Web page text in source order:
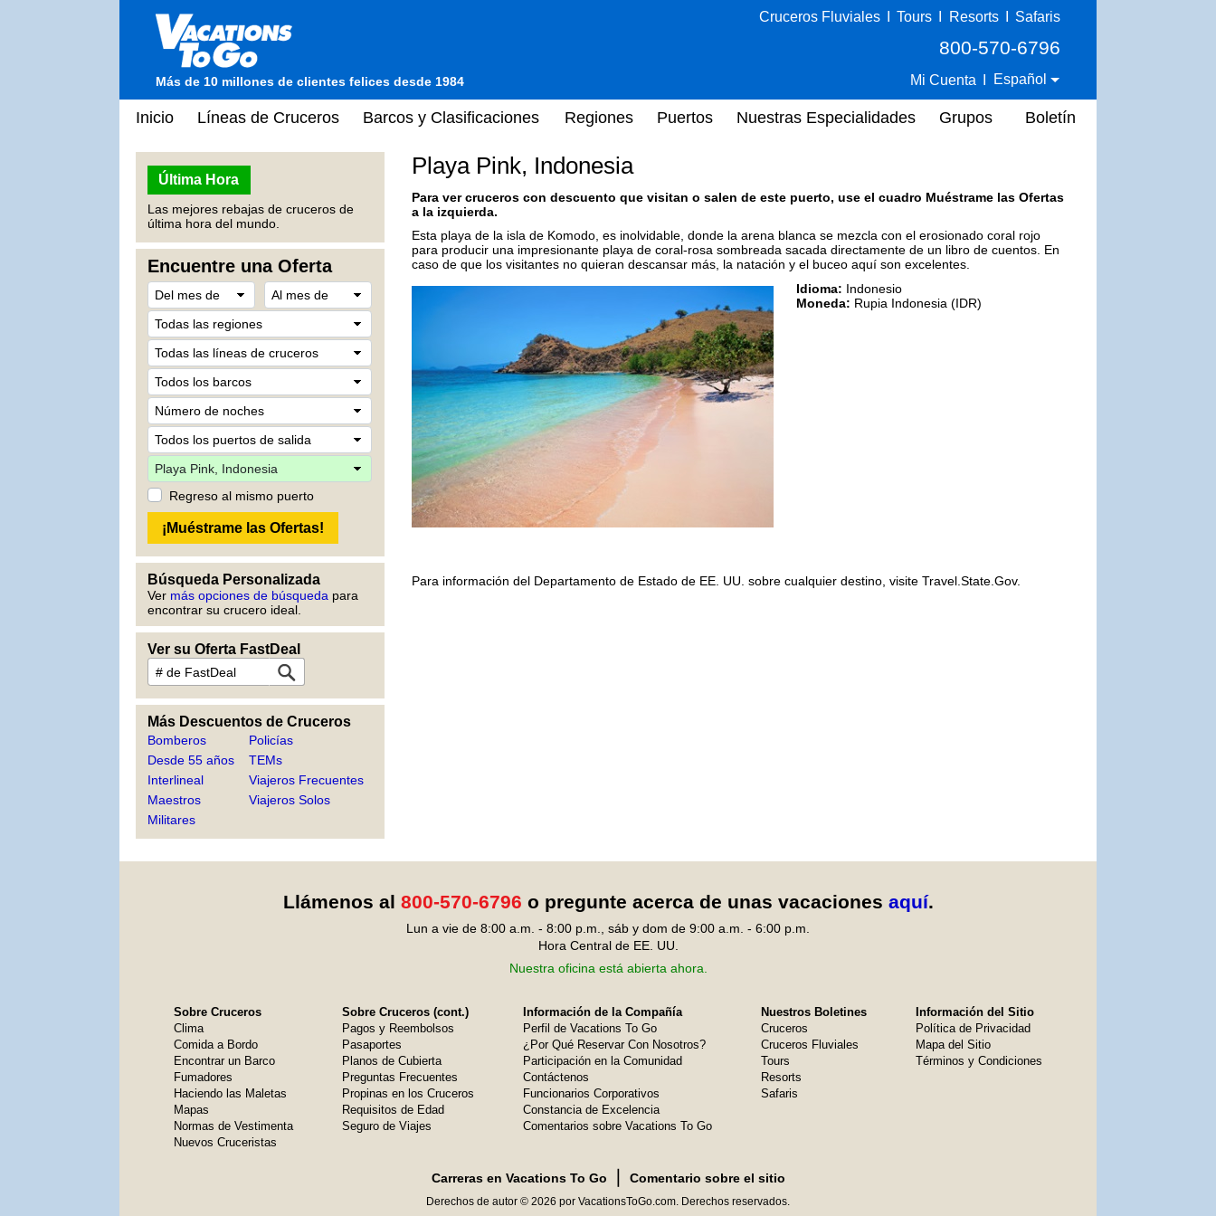
Más de 10 millones de clientes felices desde 1984
Cruceros Fluviales Tours Resorts Safaris
800-570-6796
Mi Cuenta Español
Inicio Líneas de Cruceros Barcos y Clasificaciones Regiones Puertos Nuestras Especialidades Grupos Boletín
Última Hora
Las mejores rebajas de cruceros de
última hora del mundo.
Encuentre una Oferta
Regreso al mismo puerto
Búsqueda Personalizada
Ver más opciones de búsqueda para
encontrar su crucero ideal.
Ver su Oferta FastDeal
Más Descuentos de Cruceros
Bomberos
Desde 55 años
Interlineal
Maestros
Militares
Policías
TEMs
Viajeros Frecuentes
Viajeros Solos
Playa Pink, Indonesia
Para ver cruceros con descuento que visitan o salen de este puerto, use el cuadro Muéstrame las Ofertas
a la izquierda.
Esta playa de la isla de Komodo, es inolvidable, donde la arena blanca se mezcla con el erosionado coral rojo
para producir una impresionante playa de coral-rosa sombreada sacada directamente de un libro de cuentos. En
caso de que los visitantes no quieran descansar más, la natación y el buceo aquí son excelentes.
Idioma: Indonesio
Moneda: Rupia Indonesia (IDR)
Para información del Departamento de Estado de EE. UU. sobre cualquier destino, visite Travel.State.Gov.
Llámenos al 800-570-6796 o pregunte acerca de unas vacaciones aquí.
Lun a vie de 8:00 a.m. - 8:00 p.m., sáb y dom de 9:00 a.m. - 6:00 p.m.
Hora Central de EE. UU.
Nuestra oficina está abierta ahora.
Sobre Cruceros
Clima
Comida a Bordo
Encontrar un Barco
Fumadores
Haciendo las Maletas
Mapas
Normas de Vestimenta
Nuevos Cruceristas
Sobre Cruceros (cont.)
Pagos y Reembolsos
Pasaportes
Planos de Cubierta
Preguntas Frecuentes
Propinas en los Cruceros
Requisitos de Edad
Seguro de Viajes
Información de la Compañía
Perfil de Vacations To Go
¿Por Qué Reservar Con Nosotros?
Participación en la Comunidad
Contáctenos
Funcionarios Corporativos
Constancia de Excelencia
Comentarios sobre Vacations To Go
Nuestros Boletines
Cruceros
Cruceros Fluviales
Tours
Resorts
Safaris
Información del Sitio
Política de Privacidad
Mapa del Sitio
Términos y Condiciones
Carreras en Vacations To Go Comentario sobre el sitio
Derechos de autor © 2026 por VacationsToGo.com. Derechos reservados.